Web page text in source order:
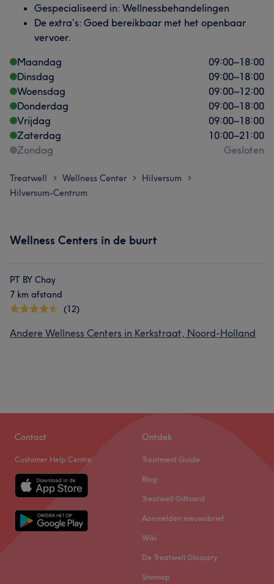
Gespecialiseerd in: Wellnessbehandelingen
De extra’s: Goed bereikbaar met het openbaar
vervoer.
Maandag
09:00–18:00
Dinsdag
09:00–18:00
Woensdag
09:00–12:00
Donderdag
09:00–18:00
Vrijdag
09:00–18:00
Zaterdag
10:00–21:00
Zondag
Gesloten
Treatwell > Wellness Center > Hilversum >
Hilversum-Centrum
Wellness Centers in de buurt
PT BY Chay
7 km afstand
(12)
Andere Wellness Centers in Kerkstraat, Noord-Holland
Contact
Customer Help Centre
Ontdek
Treatment Guide
Blog
Treatwell Giftcard
Aanmelden nieuwsbrief
Wiki
De Treatwell Glossary
Sitemap